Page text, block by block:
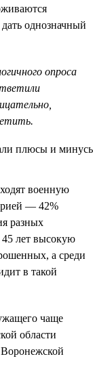
однозначный
опроса
военную
— 42%
разных
45 лет высокую
а среди
в такой
чаще
области
Воронежской